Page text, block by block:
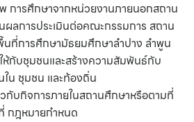
การศึกษาจากหน่วยงานภายนอกสถาน
ผลการประเมินต่อคณะกรรมการ สถาน
นที่การศึกษามัธยมศึกษาลำปาง ลำพูน
ห้กับชุมชนและสร้างความสัมพันธ์กับ
น ชุมชน และท้องถิ่น
บกิจการภายในสถานศึกษาหรือตามที่
กฎหมายกำหนด